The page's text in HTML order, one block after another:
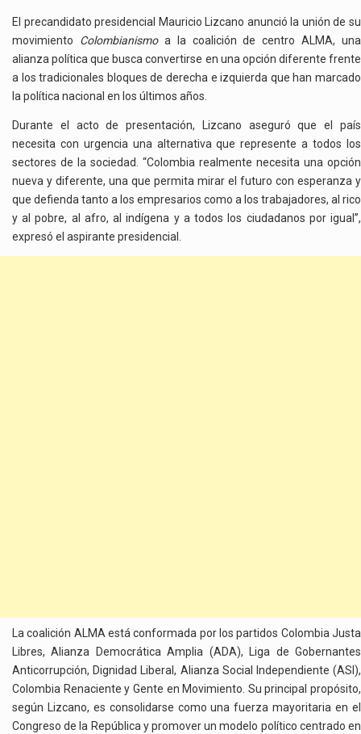
LA
POLARIZACIÓN
EN
COLOMBIA
El precandidato presidencial Mauricio Lizcano anunció la unión de su
movimiento Colombianismoa la coalición de centro ALMA, una
alianza política que busca convertirse en una opción diferente frente
a los tradicionales bloques de derecha e izquierda que han marcado
la política nacional en los últimos años.
Durante el acto de presentación, Lizcano aseguró que el país
necesita con urgencia una alternativa que represente a todos los
sectores de la sociedad. “Colombia realmente necesita una opción
nueva y diferente, una que permita mirar el futuro con esperanza y
que defienda tanto a los empresarios como a los trabajadores, al rico
y al pobre, al afro, al indígena y a todos los ciudadanos por igual”,
expresó el aspirante presidencial.
La coalición ALMA está conformada por los partidos Colombia Justa
Libres, Alianza Democrática Amplia (ADA), Liga de Gobernantes
Anticorrupción, Dignidad Liberal, Alianza Social Independiente (ASI),
Colombia Renaciente y Gente en Movimiento. Su principal propósito,
según Lizcano, es consolidarse como una fuerza mayoritaria en el
Congreso de la República y promover un modelo político centrado en